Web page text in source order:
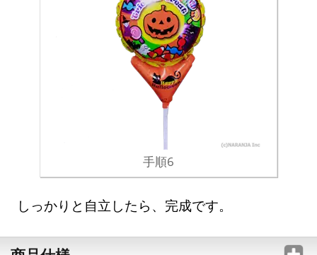
手順6
しっかりと自立したら、完成です。